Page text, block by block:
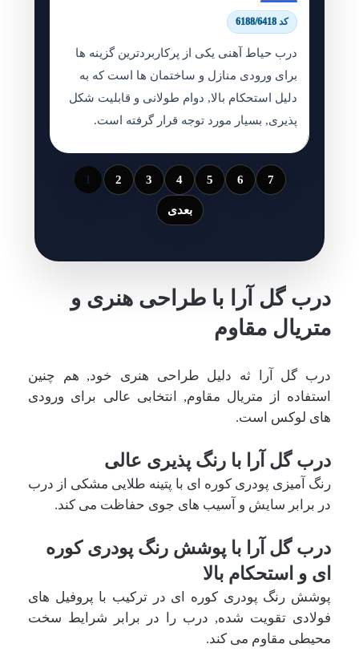
کد 6188/6418
درب حیاط آهنی یکی از پرکاربردترین گزینه ها
برای ورودی منازل و ساختمان ها است که به
دلیل استحکام بالا, دوام طولانی و قابلیت شکل
پذیری, بسیار مورد توجه قرار گرفته است.
1 2 3 4 5 6 7
بعدی
درب گل آرا با طراحی هنری و
متریال مقاوم
درب گل آرا ثه دلیل طراحی هنری خود, هم چنین
استفاده از متریال مقاوم, انتخابی عالی برای ورودی
های لوکس است.
درب گل آرا با رنگ پذیری عالی
رنگ آمیزی پودری کوره ای با پتینه طلایی مشکی از درب
در برابر سایش و آسیب های جوی حفاظت می کند.
درب گل آرا با پوشش رنگ پودری کوره
ای و استحکام بالا
پوشش رنگ پودری کوره ای در ترکیب با پروفیل های
فولادی تقویت شده, درب را در برابر شرایط سخت
محیطی مقاوم می کند.